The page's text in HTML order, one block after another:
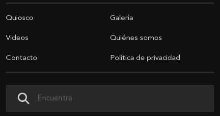
Quiosco Galería
Videos Quiénes somos
Contacto Política de privacidad